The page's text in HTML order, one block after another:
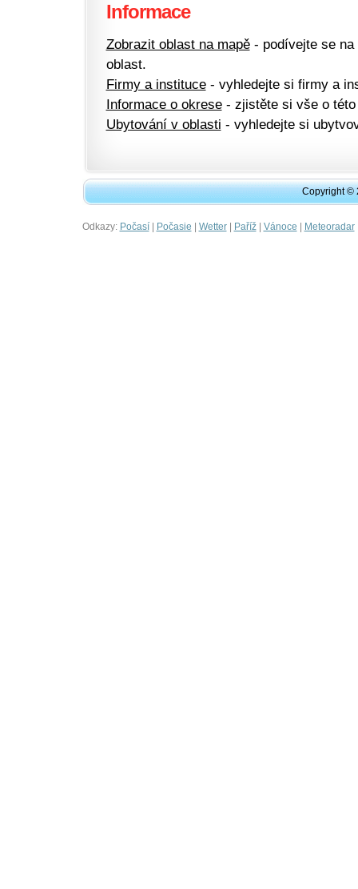
Informace
Zobrazit oblast na mapě- podívejte se na
oblast.
Firmy a instituce- vyhledejte si firmy a
Informace o okrese- zjistěte si vše o této
Ubytování v oblasti - vyhledejte si
Copyright ©
Odkazy: Počasí| Počasie | Wetter| Paříž| Vánoce | Meteoradar